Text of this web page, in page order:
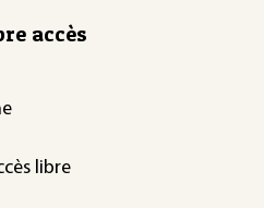
accès
libre